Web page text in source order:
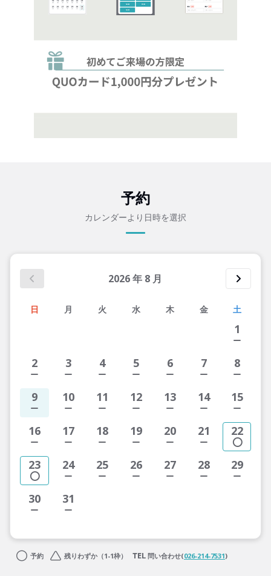
予約
カレンダーより日時を選択
2026年 8 月
日 月 火 水 木 金 土
1
2 3 4 5 6 7 8
9 10 11 12 13 14 15
16 17 18 19 20 21 22
23 24 25 26 27 28 29
30 31
予約 残りわずか（1-1枠） 問い合わせ(026-214-7531)